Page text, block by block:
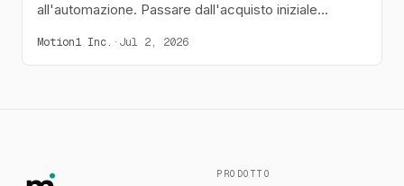
all'automazione. Passare dall'acquisto iniziale
mensile prevedibile – tramite il leasing o soluzioni di
Motion1 Inc. · Jul 2, 2026
PRODOTTO